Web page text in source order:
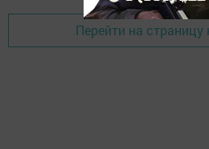
Перейти на страницу